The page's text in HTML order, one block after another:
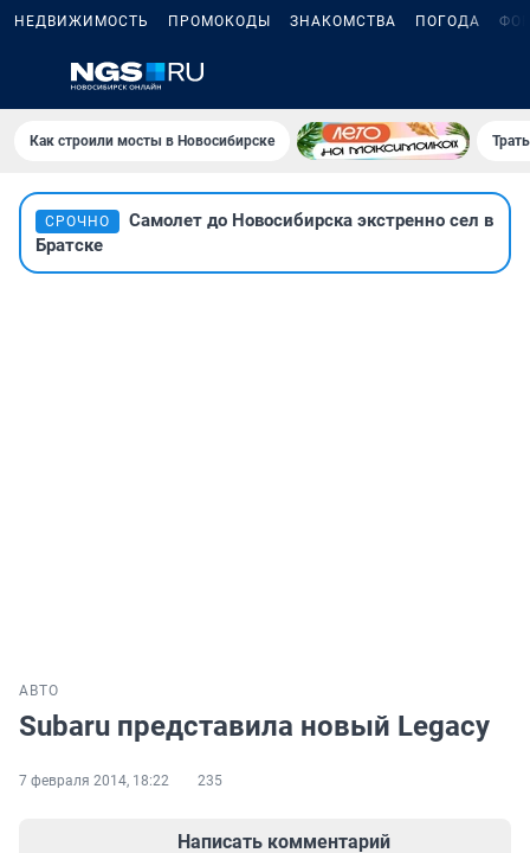
НЕДВИЖИМОСТЬ ПРОМОКОДЫ ЗНАКОМСТВА ПОГОДА
Как строили мосты в Новосибирске
СРОЧНО
Самолет до Новосибирска экстренно сел в
Братске
АВТО
Subaru представила новый Legacy
7 февраля 2014, 18:22 235
Написать комментарий